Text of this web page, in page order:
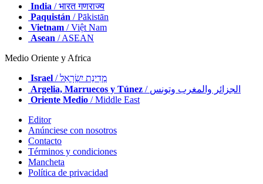
India / भारत गणराज्य
Paquistán / Pākistān
Vietnam / Việt Nam
Asean / ASEAN
Medio Oriente y Africa
Israel
/ מְדִינַת יִשְׂרָאֵל
Argelia, Marruecos y Túnez
/ الجزائر والمغرب وتونس
Oriente Medio / Middle East
Editor
Anúnciese con nosotros
Contacto
Términos y condiciones
Mancheta
Política de privacidad